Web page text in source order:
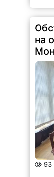
на